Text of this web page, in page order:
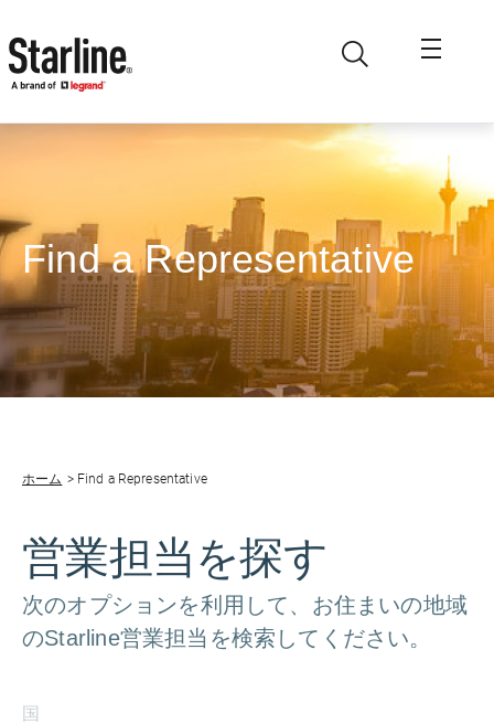
Find a Representative
ホーム Find a Representative
営業担当を探す
次のオプションを利用して、お住まいの地域
のStarline営業担当を検索してください。
国